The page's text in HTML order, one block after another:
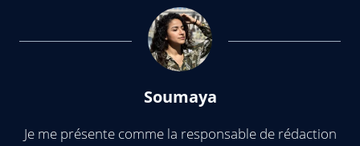
Soumaya
Je me présente comme la responsable de rédaction